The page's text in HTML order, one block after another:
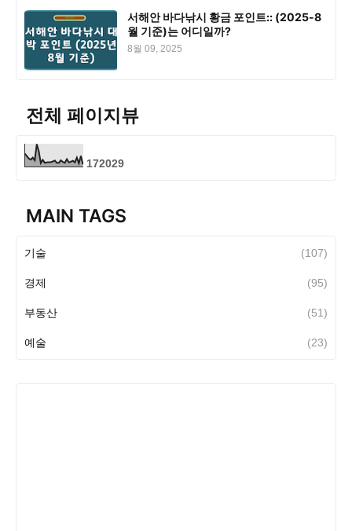
서해안 바다낚시 황금 포인트:: (2025-8
월 기준)는 어디일까?
8월 09, 2025
전체 페이지뷰
172029
MAIN TAGS
기술 (107)
경제 (95)
부동산 (51)
예술 (23)